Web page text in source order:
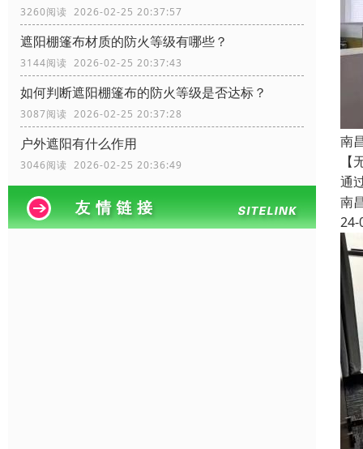
3260阅读 2026-02-25 20:37:57
遮阳棚篷布材质的防火等级有哪些？
3144阅读 2026-02-25 20:37:43
如何判断遮阳棚篷布的防火等级是否达标？
3087阅读 2026-02-25 20:37:28
户外遮阳有什么作用
3046阅读 2026-02-25 20:36:49
南
通
南
24-